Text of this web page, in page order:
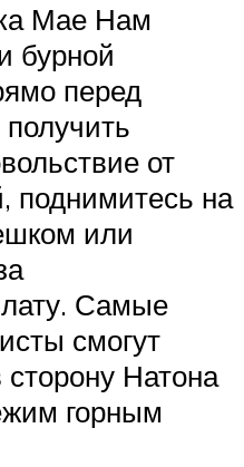
Мае Нам
бурной
перед
от
поднимитесь на
или
Самые
смогут
Натона
горным